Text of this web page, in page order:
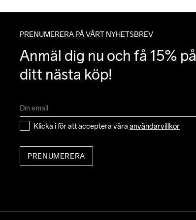
PRENUMERERA PÅ VÅRT NYHETSBREV
Anmäl dig nu och få 15% på
ditt nästa köp!
Klicka i för att acceptera våra användarvillkor
PRENUMERERA